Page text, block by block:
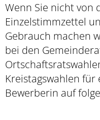
Wenn Sie nicht von
Einzelstimmzettel
Gebrauch machen
bei den
Kreistagswahlen
Bewerberin auf